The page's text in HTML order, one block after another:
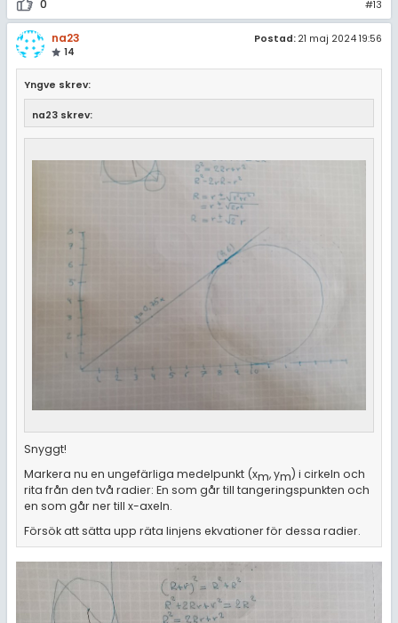
0 #13
na23
14
Postad: 21 maj 2024 19:56
Yngve skrev:
na23 skrev:
Snyggt!
Markera nu en ungefärliga medelpunkt (xm, ym) i cirkeln och
rita från den två radier: En som går till tangeringspunkten och
en som går ner till x-axeln.
Försök att sätta upp räta linjens ekvationer för dessa radier.